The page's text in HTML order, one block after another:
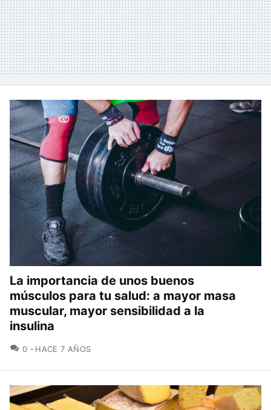
La importancia de unos buenos
músculos para tu salud: a mayor masa
muscular, mayor sensibilidad a la
insulina
0 COMENTARIOS
HACE 7 AÑOS